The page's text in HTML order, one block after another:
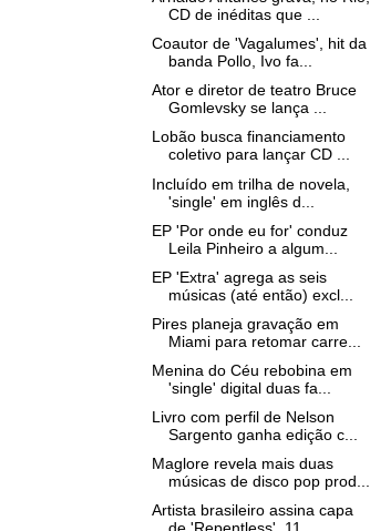
CD de inéditas que ...
Coautor de 'Vagalumes', hit da
banda Pollo, Ivo fa...
Ator e diretor de teatro Bruce
Gomlevsky se lança ...
Lobão busca financiamento
coletivo para lançar CD ...
Incluído em trilha de novela,
'single' em inglês d...
EP 'Por onde eu for' conduz
Leila Pinheiro a algum...
EP 'Extra' agrega as seis
músicas (até então) excl...
Pires planeja gravação em
Miami para retomar carre...
Menina do Céu rebobina em
'single' digital duas fa...
Livro com perfil de Nelson
Sargento ganha edição c...
Maglore revela mais duas
músicas de disco pop prod...
Artista brasileiro assina capa